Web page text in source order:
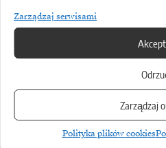
Zarządzaj serwisami
Zarządzaj
Polityka plików cookies
ANTHROPIC